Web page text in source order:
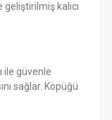
kalıcı
ile güvenle
sağlar. Köpüğü